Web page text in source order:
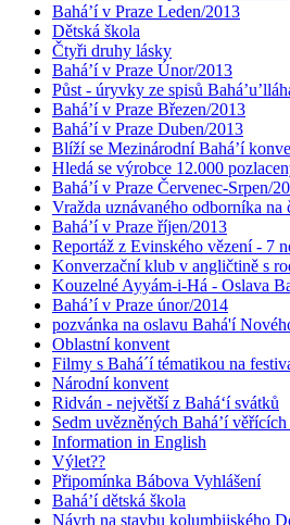
Bahá’í v Praze Leden/2013
Dětská škola
Čtyři druhy lásky
Bahá’í v Praze Únor/2013
Půst - úryvky ze spisů
Bahá’í v Praze Březen/2013
Bahá’í v Praze Duben/2013
Blíží se Mezinárodní Bahá’í
Hledá se výrobce 12.000
Bahá’í v Praze Červenec-Srpen/
Vražda uznávaného odborníka
Bahá’í v Praze říjen/2013
Reportáž z Evinského vězení - 7
Konverzační klub v angličtině s
Kouzelné Ayyám-i-Há - Oslava
Bahá’í v Praze únor/2014
pozvánka na oslavu Bahá'í
Oblastní konvent
Filmy s Bahá´í tématikou na
Národní konvent
Ridván - největší z Bahá‘í svátků
Sedm uvězněných Bahá’í
Information in English
Výlet??
Připomínka Bábova Vyhlášení
Bahá’í dětská škola
Návrh na stavbu kolumbijského